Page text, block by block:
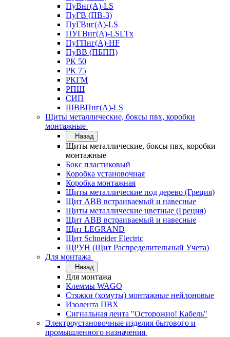
ПуВнг(А)-LS
ПуГВ (ПВ-3)
ПуГВнг(А)-LS
ПУГВнг(А)-LSLTx
ПуГПнг(А)-HF
ПуВВ (ПБПП)
РК 50
РК 75
РКГМ
РПШ
СИП
ШВВПнг(А)-LS
Щиты металлические, боксы пвх, коробки
монтажные
Назад
Щиты металлические, боксы пвх, коробки
монтажные
Бокс пластиковый
Коробка установочная
Коробка монтажная
Щиты металлические под дерево (Греция)
Щит ABB встраиваемый и навесные
Щиты металлические цветные (Греция)
Щит ABB встраиваемый и навесные
Щит LEGRAND
Щит Schneider Electric
ЩРУН (Щит Распределительный Учета)
Для монтажа
Назад
Для монтажа
Клеммы WAGO
Стяжки (хомуты) монтажные нейлоновые
Изолента ПВХ
Сигнальная лента "Осторожно! Кабель"
Электроустановочные изделия бытового и
промышленного назначения